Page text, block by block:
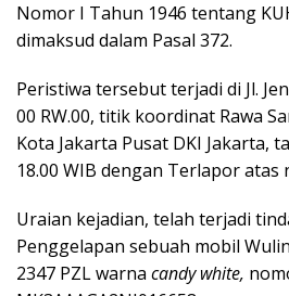
Nomor I Tahun 1946 tentang
dimaksud dalam Pasal 372.
Peristiwa tersebut terjadi di Jl.
00 RW.00, titik koordinat Rawa
Kota Jakarta Pusat DKI Jakarta,
18.00 WIB dengan Terlapor atas
Uraian kejadian, telah terjadi
Penggelapan sebuah mobil
2347 PZL warna candy white,